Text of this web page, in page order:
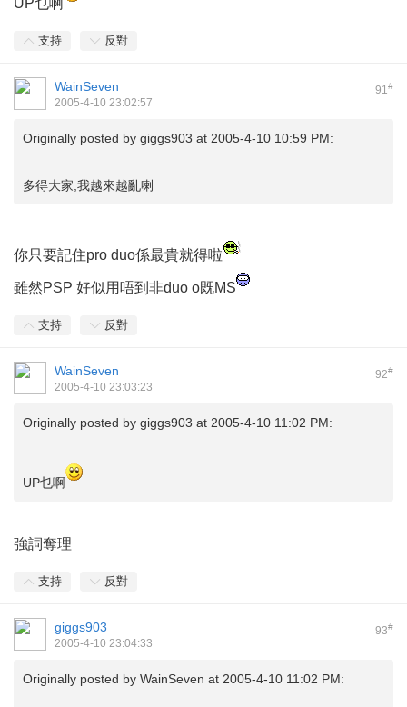
UP乜啊
支持 反對
91#
WainSeven
2005-4-10 23:02:57
Originally posted by giggs903 at 2005-4-10 10:59 PM:
多得大家,我越來越亂喇
你只要記住pro duo係最貴就得啦
雖然PSP 好似用唔到非duo o既MS
支持 反對
92#
WainSeven
2005-4-10 23:03:23
Originally posted by giggs903 at 2005-4-10 11:02 PM:
UP乜啊
強詞奪理
支持 反對
93#
giggs903
2005-4-10 23:04:33
Originally posted by WainSeven at 2005-4-10 11:02 PM: